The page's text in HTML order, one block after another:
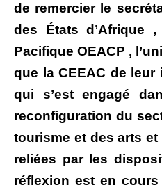
de remercier le
des États d’Afrique
Pacifique OEACP ,
que la CEEAC de
qui s’est engagé
reconfiguration du
tourisme et des arts
reliées par les
réflexion est en